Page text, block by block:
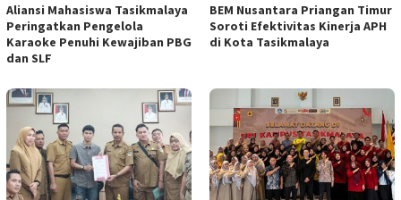
Aliansi Mahasiswa Tasikmalaya
Peringatkan Pengelola
Karaoke Penuhi Kewajiban PBG
dan SLF
BEM Nusantara Priangan Timur
Soroti Efektivitas Kinerja APH
di Kota Tasikmalaya